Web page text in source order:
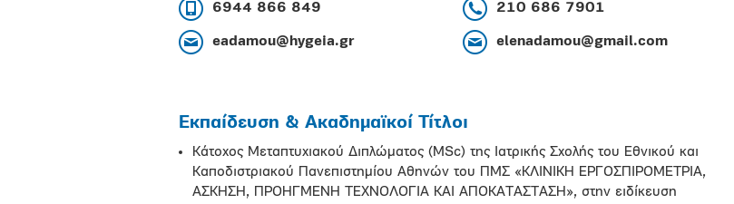
6944 866 849 210 686 7901
eadamou@hygeia.gr elenadamou@gmail.com
Εκπαίδευση & Ακαδημαϊκοί Τίτλοι
Κάτοχος Μεταπτυχιακού Διπλώματος (MSc) της Ιατρικής Σχολής του Εθνικού και
Καποδιστριακού Πανεπιστημίου Αθηνών του ΠΜΣ «ΚΛΙΝΙΚΗ ΕΡΓΟΣΠΙΡΟΜΕΤΡΙΑ,
ΑΣΚΗΣΗ, ΠΡΟΗΓΜΕΝΗ ΤΕΧΝΟΛΟΓΙΑ ΚΑΙ ΑΠΟΚΑΤΑΣΤΑΣΗ», στην ειδίκευση